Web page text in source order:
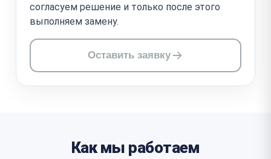
согласуем решение и только после этого
выполняем замену.
Оставить заявку
Как мы работаем